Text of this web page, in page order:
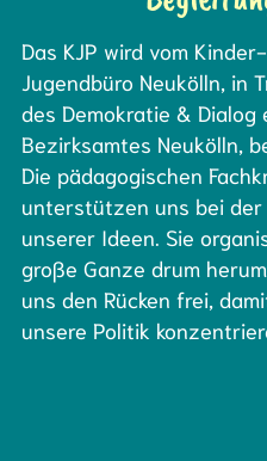
Das KJP wird vom
Jugendbüro Neukölln, in
des Demokratie & Dialog
Bezirksamtes Neukölln,
Die pädagogischen
unterstützen uns bei der
unserer Ideen. Sie
große Ganze drum
uns den Rücken frei,
unsere Politik